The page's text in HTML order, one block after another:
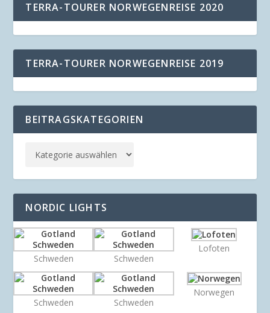
TERRA-TOURER NORWEGENREISE 2020
TERRA-TOURER NORWEGENREISE 2019
BEITRAGSKATEGORIEN
NORDIC LIGHTS
Schweden Schweden
Lofoten
Schweden Schweden
Norwegen